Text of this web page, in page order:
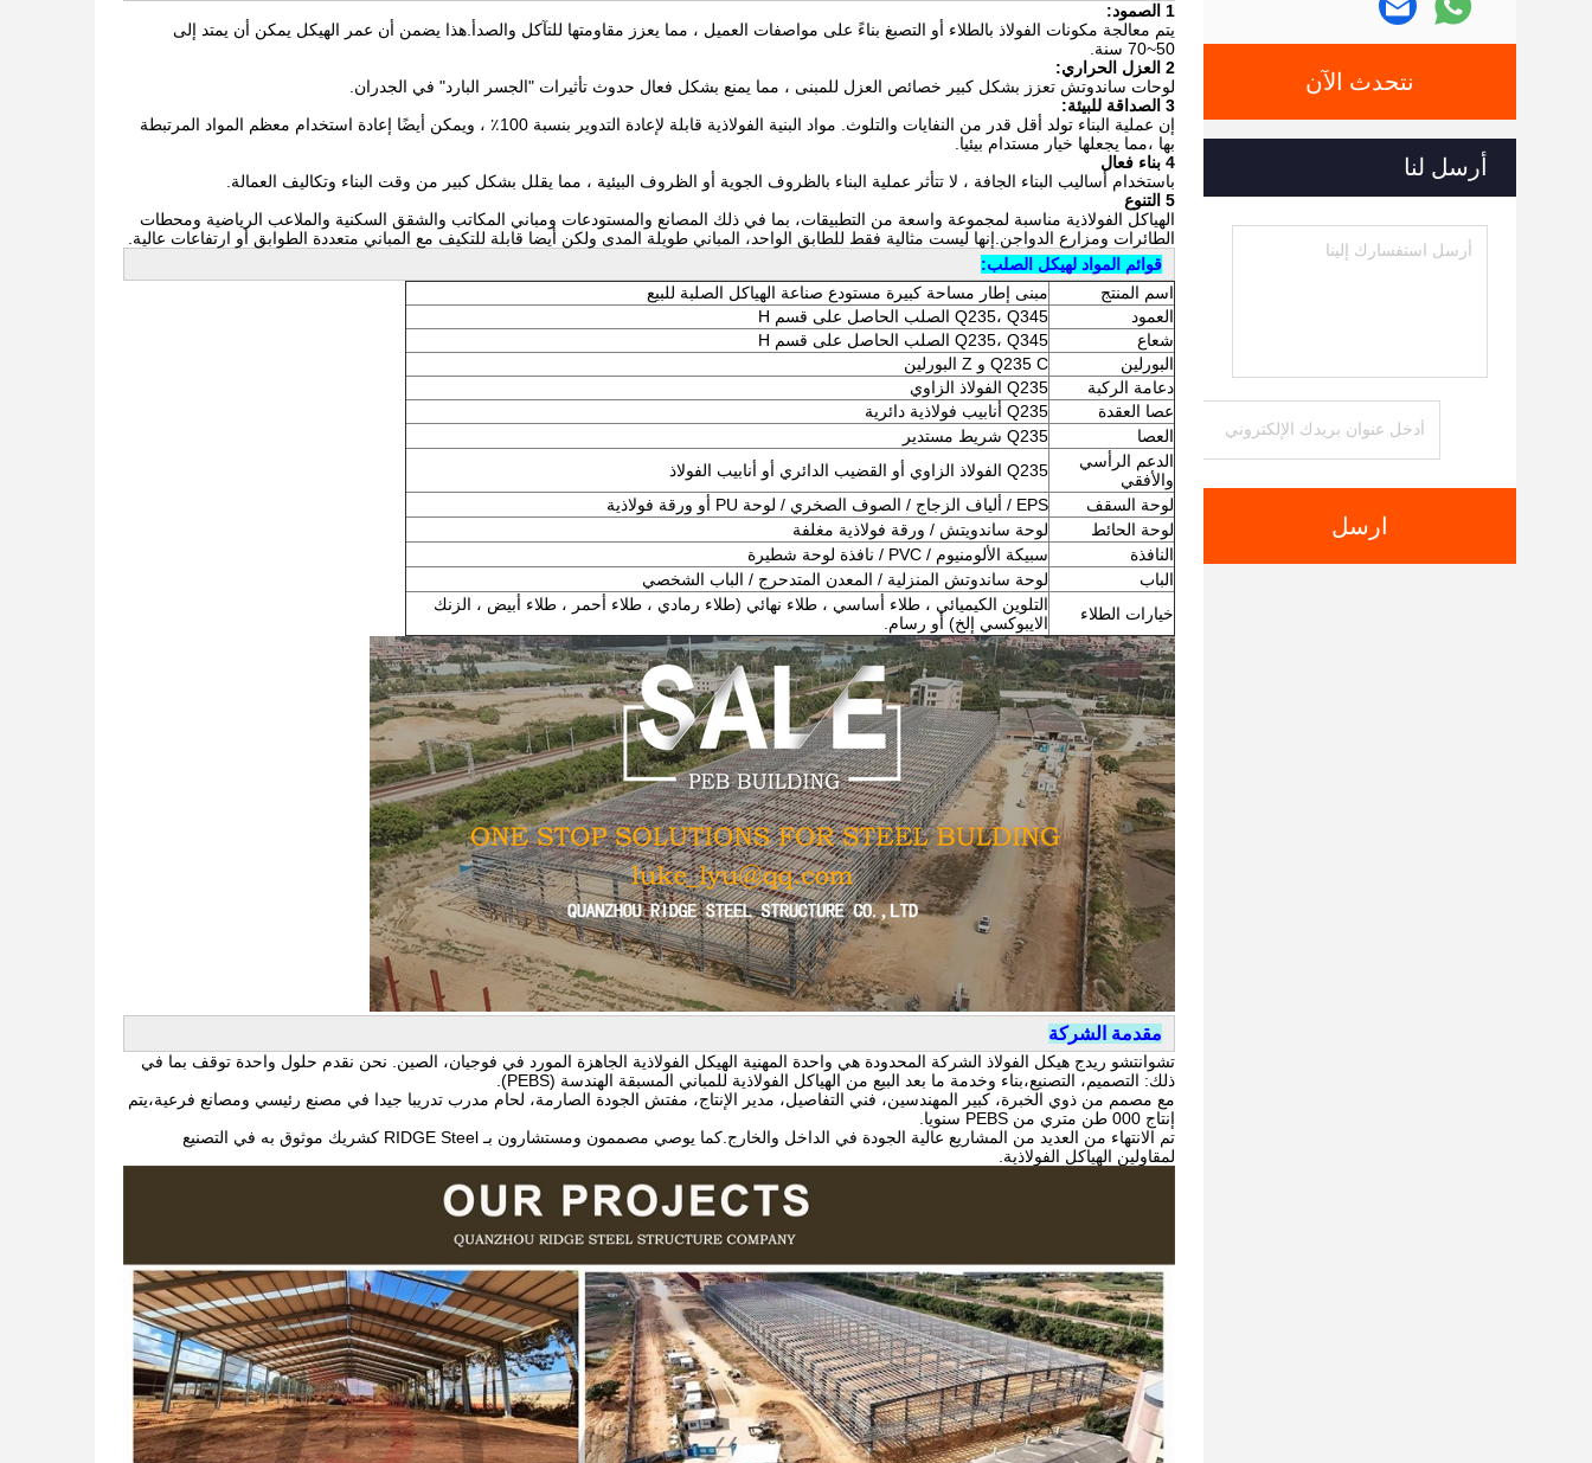
نتحدث الآن
أرسل لنا
ارسل
1 الصمود:
يتم معالجة مكونات الفولاذ بالطلاء أو التصبغ بناءً على مواصفات العميل ، مما يعزز مقاومتها للتآكل والصدأ.هذا يضمن أن عمر الهيكل يمكن أن يمتد إلى
50~70 سنة.
2 العزل الحراري:
لوحات ساندوتش تعزز بشكل كبير خصائص العزل للمبنى ، مما يمنع بشكل فعال حدوث تأثيرات "الجسر البارد" في الجدران.
3 الصداقة للبيئة:
إن عملية البناء تولد أقل قدر من النفايات والتلوث. مواد البنية الفولاذية قابلة لإعادة التدوير بنسبة 100٪ ، ويمكن أيضًا إعادة استخدام معظم المواد المرتبطة
بها ،مما يجعلها خيار مستدام بيئيا.
4 بناء فعال
باستخدام أساليب البناء الجافة ، لا تتأثر عملية البناء بالظروف الجوية أو الظروف البيئية ، مما يقلل بشكل كبير من وقت البناء وتكاليف العمالة.
5 التنوع
الهياكل الفولاذية مناسبة لمجموعة واسعة من التطبيقات، بما في ذلك المصانع والمستودعات ومباني المكاتب والشقق السكنية والملاعب الرياضية ومحطات
الطائرات ومزارع الدواجن.إنها ليست مثالية فقط للطابق الواحد، المباني طويلة المدى ولكن أيضا قابلة للتكيف مع المباني متعددة الطوابق أو ارتفاعات عالية.
قوائم المواد لهيكل الصلب:
اسم المنتج
مبنى إطار مساحة كبيرة مستودع صناعة الهياكل الصلبة للبيع
العمود
Q235، Q345 الصلب الحاصل على قسم H
شعاع
Q235، Q345 الصلب الحاصل على قسم H
البورلين
Q235 C و Z البورلين
دعامة الركبة
Q235 الفولاذ الزاوي
عصا العقدة
Q235 أنابيب فولاذية دائرية
العصا
Q235 شريط مستدير
الدعم الرأسي
والأفقي
Q235 الفولاذ الزاوي أو القضيب الدائري أو أنابيب الفولاذ
لوحة السقف
EPS / ألياف الزجاج / الصوف الصخري / لوحة PU أو ورقة فولاذية
لوحة الحائط
لوحة ساندويتش / ورقة فولاذية مغلفة
النافذة
سبيكة الألومنيوم / PVC / نافذة لوحة شطيرة
الباب
لوحة ساندوتش المنزلية / المعدن المتدحرج / الباب الشخصي
خيارات الطلاء
التلوين الكيميائي ، طلاء أساسي ، طلاء نهائي (طلاء رمادي ، طلاء أحمر ، طلاء أبيض ، الزنك
الايبوكسي إلخ) أو رسام.
مقدمة الشركة
تشوانتشو ريدج هيكل الفولاذ الشركة المحدودة هي واحدة المهنية الهيكل الفولاذية الجاهزة المورد في فوجيان، الصين. نحن نقدم حلول واحدة توقف بما في
ذلك: التصميم، التصنيع،بناء وخدمة ما بعد البيع من الهياكل الفولاذية للمباني المسبقة الهندسة (PEBS).
مع مصمم من ذوي الخبرة، كبير المهندسين، فني التفاصيل، مدير الإنتاج، مفتش الجودة الصارمة، لحام مدرب تدريبا جيدا في مصنع رئيسي ومصانع فرعية،يتم
إنتاج 000 طن متري من PEBS سنويا.
تم الانتهاء من العديد من المشاريع عالية الجودة في الداخل والخارج.كما يوصي مصممون ومستشارون بـ RIDGE Steel كشريك موثوق به في التصنيع
لمقاولين الهياكل الفولاذية.